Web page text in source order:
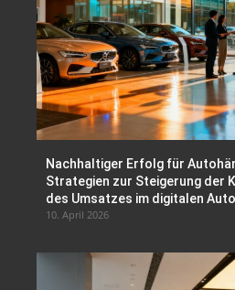
Nachhaltiger Erfolg für
Strategien zur Steigerung der
des Umsatzes im digitalen
10. April 2026